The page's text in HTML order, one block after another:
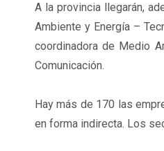
A la provincia llegarán,
Ambiente y Energía –
coordinadora de Medio
Comunicación.
Hay más de 170 las
en forma indirecta. Los